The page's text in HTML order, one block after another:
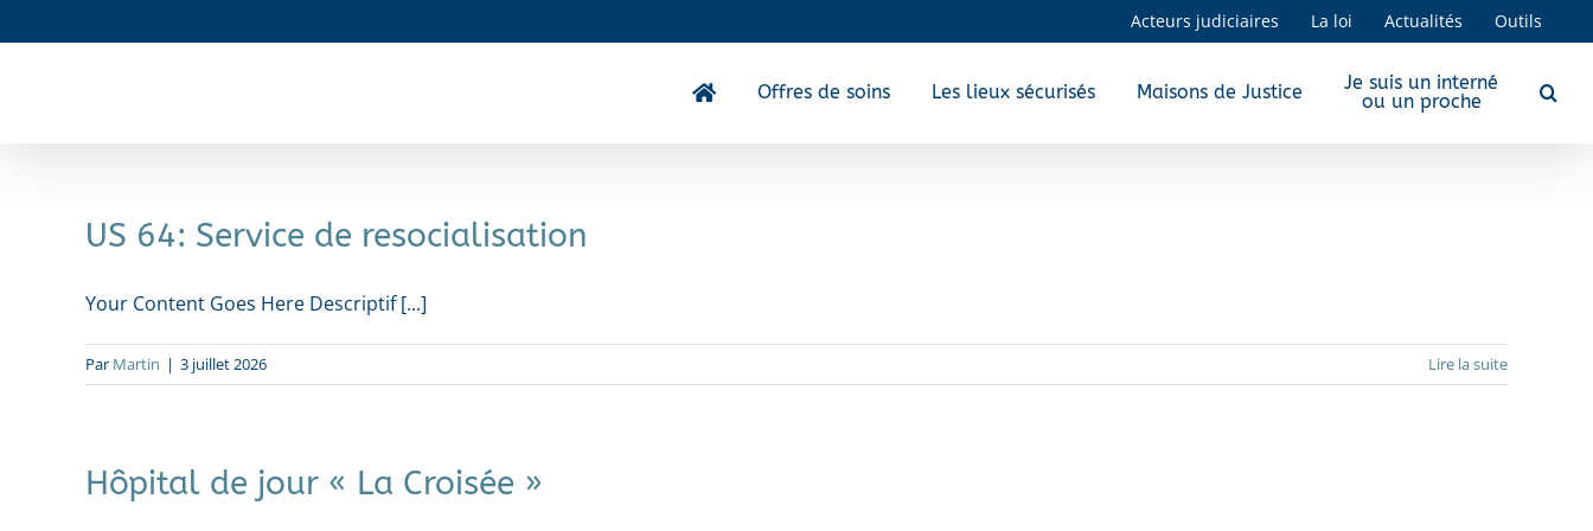
au
Acteurs judiciaires La loi Actualités Outils
Offres de soins Les lieux sécurisés Maisons de Justice
Je suis un interné
ou un proche
US 64: Service de resocialisation
Your Content Goes Here Descriptif [...]
Par Martin | 3 juillet 2026 Lire la suite
Hôpital de jour « La Croisée »